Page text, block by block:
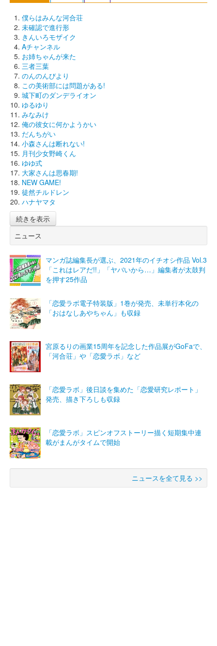
僕らはみんな河合荘
未確認で進行形
きんいろモザイク
Aチャンネル
お姉ちゃんが来た
三者三葉
のんのんびより
この美術部には問題がある!
城下町のダンデライオン
ゆるゆり
みなみけ
俺の彼女に何かようかい
だんちがい
小森さんは断れない!
月刊少女野崎くん
ゆゆ式
大家さんは思春期!
NEW GAME!
徒然チルドレン
ハナヤマタ
続きを表示
ニュース
マンガ誌編集長が選ぶ、2021年のイチオシ作品 Vol.3
「これはレアだ!!」「ヤバいから…」編集者が太鼓判
を押す25作品
「恋愛ラボ電子特装版」1巻が発売、未単行本化の
「おはなしあやちゃん」も収録
宮原るりの画業15周年を記念した作品展がGoFaで、
「河合荘」や「恋愛ラボ」など
「恋愛ラボ」後日談を集めた「恋愛研究レポート」
発売、描き下ろしも収録
「恋愛ラボ」スピンオフストーリー描く短期集中連
載がまんがタイムで開始
ニュースを全て見る >>